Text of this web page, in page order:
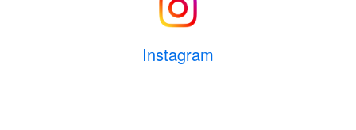
Instagram